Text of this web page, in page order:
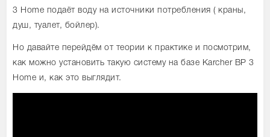
3 Home подаёт воду на источники потребления ( краны,
душ, туалет, бойлер).
Но давайте перейдём от теории к практике и посмотрим,
как можно установить такую систему на базе Karcher BP 3
Home и, как это выглядит.